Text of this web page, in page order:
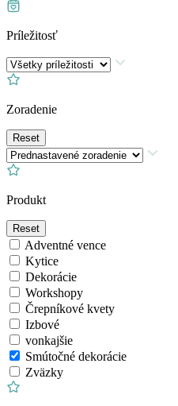
Príležitosť
Zoradenie
Reset
Produkt
Reset
Adventné vence
Kytice
Dekorácie
Workshopy
Črepníkové kvety
Izbové
vonkajšie
Smútočné dekorácie
Zväzky